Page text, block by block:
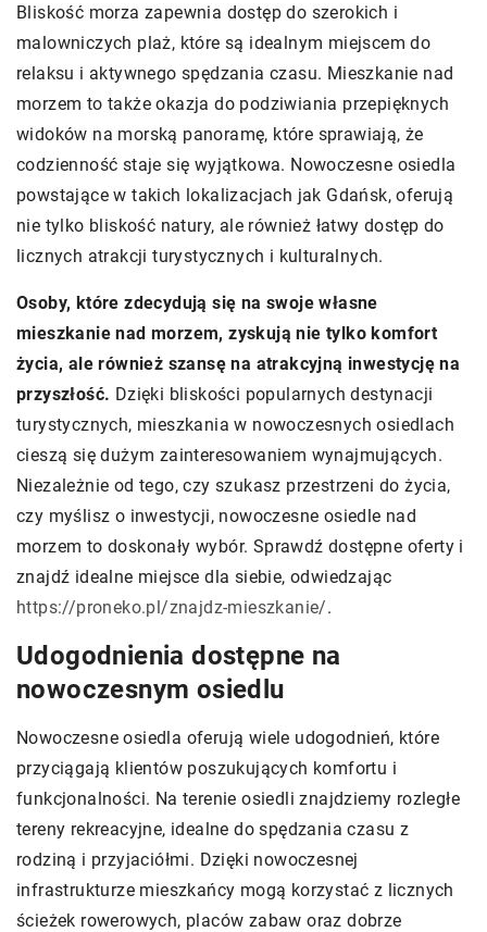
Bliskość morza zapewnia dostęp do szerokich i
malowniczych plaż, które są idealnym miejscem do
relaksu i aktywnego spędzania czasu. Mieszkanie nad
morzem to także okazja do podziwiania przepięknych
widoków na morską panoramę, które sprawiają, że
codzienność staje się wyjątkowa. Nowoczesne osiedla
powstające w takich lokalizacjach jak Gdańsk, oferują
nie tylko bliskość natury, ale również łatwy dostęp do
licznych atrakcji turystycznych i kulturalnych.
Osoby, które zdecydują się na swoje własne
mieszkanie nad morzem, zyskują nie tylko komfort
życia, ale również szansę na atrakcyjną inwestycję na
przyszłość. Dzięki bliskości popularnych destynacji
turystycznych, mieszkania w nowoczesnych osiedlach
cieszą się dużym zainteresowaniem wynajmujących.
Niezależnie od tego, czy szukasz przestrzeni do życia,
czy myślisz o inwestycji, nowoczesne osiedle nad
morzem to doskonały wybór. Sprawdź dostępne oferty i
znajdź idealne miejsce dla siebie, odwiedzając
https://proneko.pl/znajdz-mieszkanie/.
Udogodnienia dostępne na
nowoczesnym osiedlu
Nowoczesne osiedla oferują wiele udogodnień, które
przyciągają klientów poszukujących komfortu i
funkcjonalności. Na terenie osiedli znajdziemy rozległe
tereny rekreacyjne, idealne do spędzania czasu z
rodziną i przyjaciółmi. Dzięki nowoczesnej
infrastrukturze mieszkańcy mogą korzystać z licznych
ścieżek rowerowych, placów zabaw oraz dobrze